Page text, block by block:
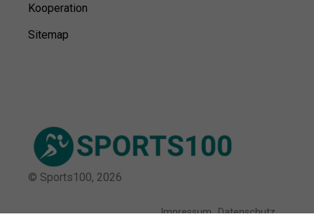
Kooperation
Sitemap
© Sports100, 2026
Impressum Datenschutz